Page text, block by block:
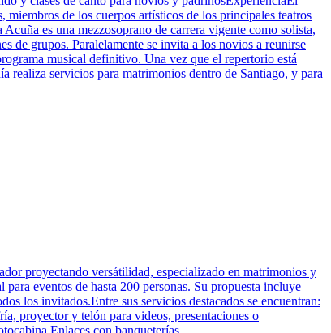
de los cuerpos artísticos de los principales teatros
es una mezzosoprano de carrera vigente como solista,
de grupos. Paralelamente se invita a los novios a reunirse
musical definitivo. Una vez que el repertorio está
realiza servicios para matrimonios dentro de Santiago, y para
proyectando versátilidad, especializado en matrimonios y
eventos de hasta 200 personas. Su propuesta incluye
los invitados.Entre sus servicios destacados se encuentran:
proyector y telón para videos, presentaciones o
con banqueterías.